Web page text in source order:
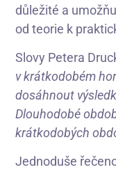
důležité a
od teorie k
Slovy Petera
v krátkodobém
dosáhnout
Dlouhodobé
krátkodobých
Jednoduše